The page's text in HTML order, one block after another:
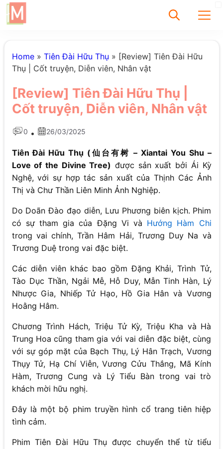
Chưa có bài viết
được tìm thấy
Home» Tiên Đài Hữu Thụ » [Review] Tiên Đài Hữu
Thụ | Cốt truyện, Diễn viên, Nhân vật
[Review] Tiên Đài Hữu Thụ |
Cốt truyện, Diễn viên, Nhân vật
0 • 26/03/2025
Tiên Đài Hữu Thụ (仙台有树 – Xiantai You Shu –
Love of the Divine Tree) được sản xuất bởi Ái Kỳ
Nghệ, với sự hợp tác sản xuất của Thịnh Các Ảnh
Thị và Chư Thần Liên Minh Ảnh Nghiệp.
Do Doãn Đào đạo diễn, Lưu Phương biên kịch. Phim
có sự tham gia của Đặng Vi và Hướng Hàm Chi
trong vai chính, Trần Hâm Hải, Trương Duy Na và
Trương Duệ trong vai đặc biệt.
Các diễn viên khác bao gồm Đặng Khải, Trình Tử,
Tào Dục Thần, Ngải Mễ, Hỗ Duy, Mẫn Tinh Hàn, Lý
Nhược Gia, Nhiếp Tử Hạo, Hồ Gia Hân và Vương
Hoằng Hâm.
Chương Trình Hách, Triệu Tử Kỳ, Triệu Kha và Hà
Trung Hoa cũng tham gia với vai diễn đặc biệt, cùng
với sự góp mặt của Bạch Thụ, Lý Hân Trạch, Vương
Thụy Tử, Hạ Chí Viễn, Vương Cửu Thắng, Mã Kính
Hàm, Trương Cung và Lý Tiểu Bàn trong vai trò
khách mời hữu nghị.
Đây là một bộ phim truyền hình cổ trang tiên hiệp
tình cảm.
Phim Tiên Đài Hữu Thụ được chuyển thể từ tiểu